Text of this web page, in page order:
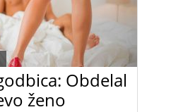
Obdelal
ženo